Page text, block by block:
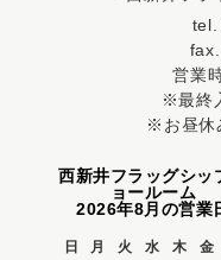
tel.
営業
※最終
※お昼休
西新井フラッグシッ
ョールーム
2026年8月の営業
日 月 火 水 木 金